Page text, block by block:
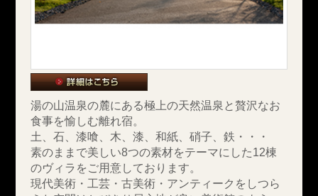
湯の山温泉の麓にある極上の天然温泉と贅沢なお
食事を愉しむ離れ宿。
土、石、漆喰、木、漆、和紙、硝子、鉄・・・
素のままで美しい8つの素材をテーマにした12棟
のヴィラをご用意しております。
現代美術・工芸・古美術・アンティークをしつら